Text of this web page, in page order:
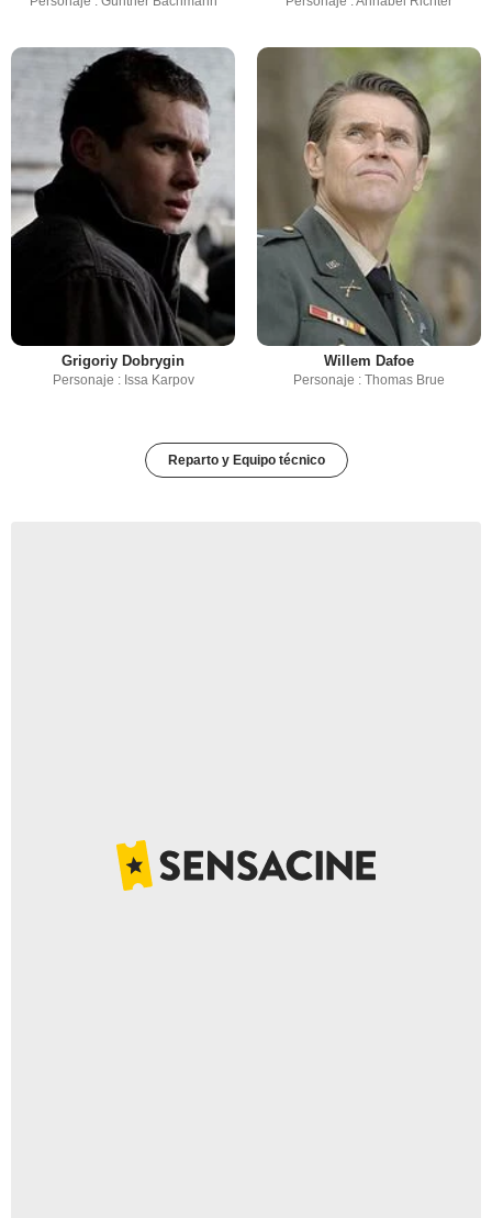
Grigoriy Dobrygin
Personaje : Issa Karpov
Willem Dafoe
Personaje : Thomas Brue
Reparto y Equipo técnico